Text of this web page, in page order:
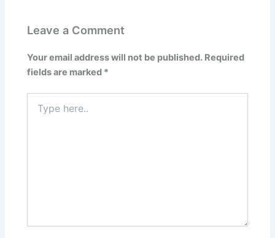
Leave a Comment
Your email address will not be published. Required
fields are marked *
here..